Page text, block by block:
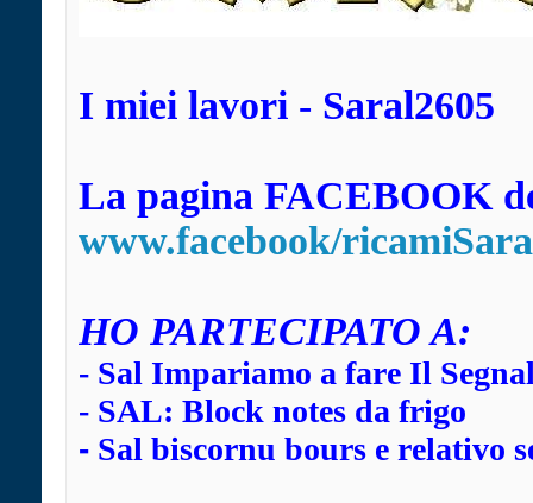
I miei lavori - Saral2605
La pagina FACEBOOK
www.facebook/ricamiSara
HO PARTECIPATO A:
- Sal Impariamo a fare Il
- SAL: Block notes da frigo
- Sal biscornu bours e relativo